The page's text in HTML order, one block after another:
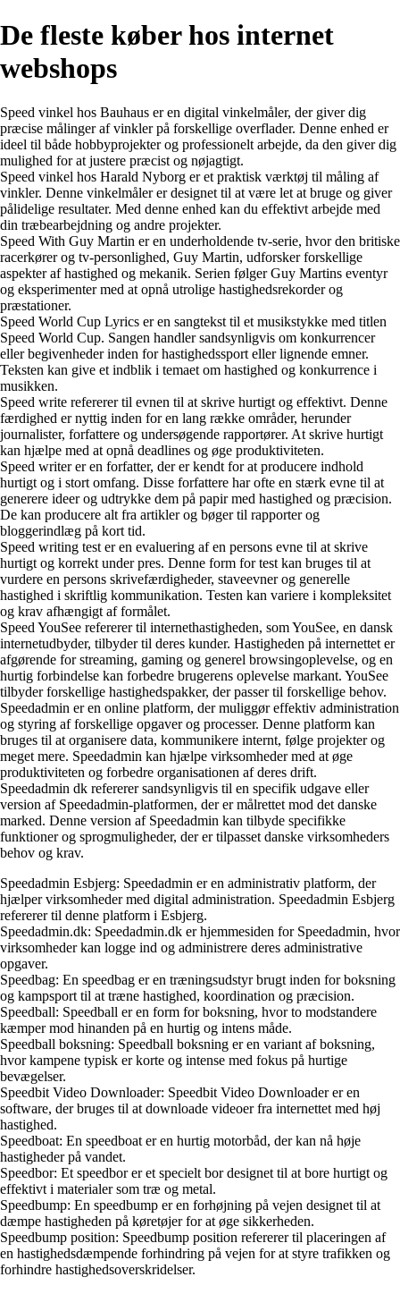
De fleste køber hos internet
webshops
Speed vinkel hos Bauhaus er en digital vinkelmåler, der giver dig
præcise målinger af vinkler på forskellige overflader. Denne enhed er
ideel til både hobbyprojekter og professionelt arbejde, da den giver dig
mulighed for at justere præcist og nøjagtigt.
Speed vinkel hos Harald Nyborg er et praktisk værktøj til måling af
vinkler. Denne vinkelmåler er designet til at være let at bruge og giver
pålidelige resultater. Med denne enhed kan du effektivt arbejde med
din træbearbejdning og andre projekter.
Speed With Guy Martin er en underholdende tv-serie, hvor den britiske
racerkører og tv-personlighed, Guy Martin, udforsker forskellige
aspekter af hastighed og mekanik. Serien følger Guy Martins eventyr
og eksperimenter med at opnå utrolige hastighedsrekorder og
præstationer.
Speed World Cup Lyrics er en sangtekst til et musikstykke med titlen
Speed World Cup. Sangen handler sandsynligvis om konkurrencer
eller begivenheder inden for hastighedssport eller lignende emner.
Teksten kan give et indblik i temaet om hastighed og konkurrence i
musikken.
Speed write refererer til evnen til at skrive hurtigt og effektivt. Denne
færdighed er nyttig inden for en lang række områder, herunder
journalister, forfattere og undersøgende rapportører. At skrive hurtigt
kan hjælpe med at opnå deadlines og øge produktiviteten.
Speed writer er en forfatter, der er kendt for at producere indhold
hurtigt og i stort omfang. Disse forfattere har ofte en stærk evne til at
generere ideer og udtrykke dem på papir med hastighed og præcision.
De kan producere alt fra artikler og bøger til rapporter og
bloggerindlæg på kort tid.
Speed writing test er en evaluering af en persons evne til at skrive
hurtigt og korrekt under pres. Denne form for test kan bruges til at
vurdere en persons skrivefærdigheder, staveevner og generelle
hastighed i skriftlig kommunikation. Testen kan variere i kompleksitet
og krav afhængigt af formålet.
Speed YouSee refererer til internethastigheden, som YouSee, en dansk
internetudbyder, tilbyder til deres kunder. Hastigheden på internettet er
afgørende for streaming, gaming og generel browsingoplevelse, og en
hurtig forbindelse kan forbedre brugerens oplevelse markant. YouSee
tilbyder forskellige hastighedspakker, der passer til forskellige behov.
Speedadmin er en online platform, der muliggør effektiv administration
og styring af forskellige opgaver og processer. Denne platform kan
bruges til at organisere data, kommunikere internt, følge projekter og
meget mere. Speedadmin kan hjælpe virksomheder med at øge
produktiviteten og forbedre organisationen af deres drift.
Speedadmin dk refererer sandsynligvis til en specifik udgave eller
version af Speedadmin-platformen, der er målrettet mod det danske
marked. Denne version af Speedadmin kan tilbyde specifikke
funktioner og sprogmuligheder, der er tilpasset danske virksomheders
behov og krav.
Speedadmin Esbjerg: Speedadmin er en administrativ platform, der
hjælper virksomheder med digital administration. Speedadmin Esbjerg
refererer til denne platform i Esbjerg.
Speedadmin.dk: Speedadmin.dk er hjemmesiden for Speedadmin, hvor
virksomheder kan logge ind og administrere deres administrative
opgaver.
Speedbag: En speedbag er en træningsudstyr brugt inden for boksning
og kampsport til at træne hastighed, koordination og præcision.
Speedball: Speedball er en form for boksning, hvor to modstandere
kæmper mod hinanden på en hurtig og intens måde.
Speedball boksning: Speedball boksning er en variant af boksning,
hvor kampene typisk er korte og intense med fokus på hurtige
bevægelser.
Speedbit Video Downloader: Speedbit Video Downloader er en
software, der bruges til at downloade videoer fra internettet med høj
hastighed.
Speedboat: En speedboat er en hurtig motorbåd, der kan nå høje
hastigheder på vandet.
Speedbor: Et speedbor er et specielt bor designet til at bore hurtigt og
effektivt i materialer som træ og metal.
Speedbump: En speedbump er en forhøjning på vejen designet til at
dæmpe hastigheden på køretøjer for at øge sikkerheden.
Speedbump position: Speedbump position refererer til placeringen af
en hastighedsdæmpende forhindring på vejen for at styre trafikken og
forhindre hastighedsoverskridelser.